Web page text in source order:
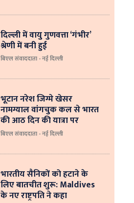
दिल्ली में वायु गुणवत्ता ‘गंभीर’
श्रेणी में बनी हुई
बिएल संवाददाता - नई दिल्ली
भूटान नरेश जिग्मे खेसर
नामग्याल वांगचुक कल से भारत
की आठ दिन की यात्रा पर
बिएल संवाददाता - नई दिल्ली
भारतीय सैनिकों को हटाने के
लिए बातचीत शुरू: Maldives
के नए राष्ट्रपति ने कहा